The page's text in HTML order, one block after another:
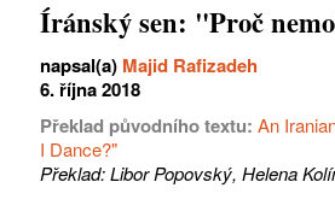
Íránský sen: "Proč
napsal(a) Majid Rafizadeh
6. října 2018
Překlad původního textu: An
I Dance?"
Překlad: Libor Popovský, Helena